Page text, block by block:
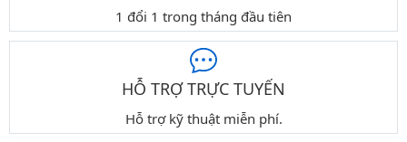
1 đổi 1 trong tháng đầu tiên
HỖ TRỢ TRỰC TUYẾN
Hỗ trợ kỹ thuật miễn phí.